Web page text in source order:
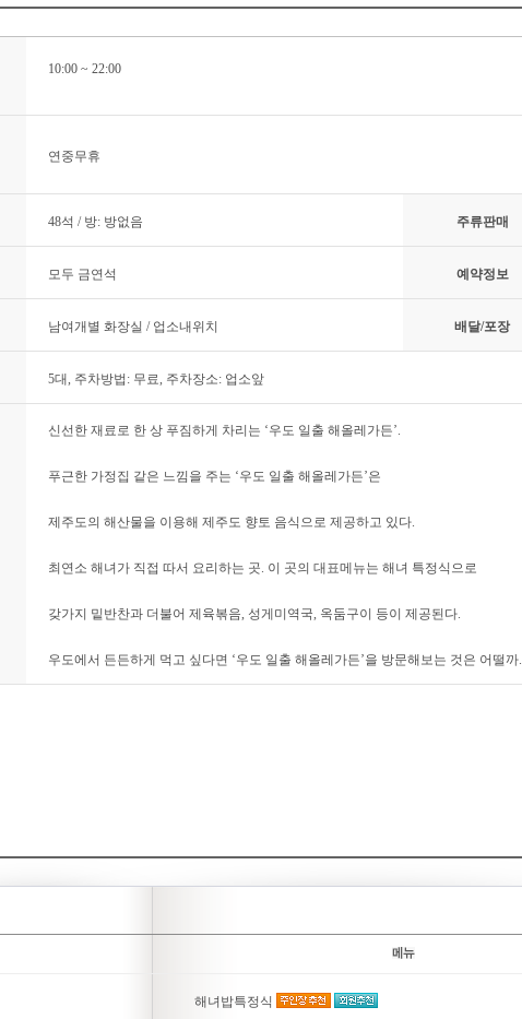
10:00 ~ 22:00
연중무휴
48석 / 방: 방없음 주류판매
모두 금연석 예약정보
남여개별 화장실 / 업소내위치 배달/포장
5대, 주차방법: 무료, 주차장소: 업소앞
신선한 재료로 한 상 푸짐하게 차리는 ‘우도 일출 해올레가든’.
푸근한 가정집 같은 느낌을 주는 ‘우도 일출 해올레가든’은
제주도의 해산물을 이용해 제주도 향토 음식으로 제공하고 있다.
최연소 해녀가 직접 따서 요리하는 곳. 이 곳의 대표메뉴는 해녀 특정식으로
갖가지 밑반찬과 더불어 제육볶음, 성게미역국, 옥둠구이 등이 제공된다.
우도에서 든든하게 먹고 싶다면 ‘우도 일출 해올레가든’을 방문해보는 것은 어떨까.
해녀밥특정식